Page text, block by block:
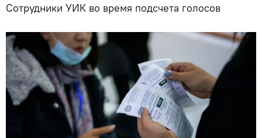
Сотрудники УИК во время подсчета голосов